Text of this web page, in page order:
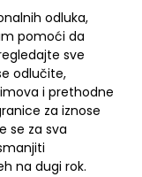
odluka,
pomoći da
sve
odlučite,
i prethodne
za iznose
se za sva
na dugi rok.